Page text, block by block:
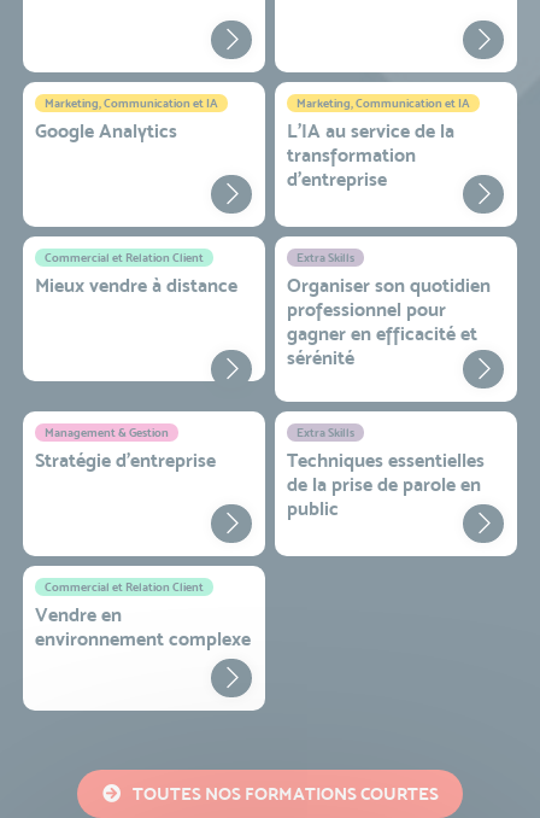
Marketing, Communication et IA
Google Analytics
Marketing, Communication et IA
L'IA au service de la
transformation
d'entreprise
Commercial et Relation Client
Mieux vendre à distance
Extra Skills
Organiser son quotidien
professionnel pour
gagner en efficacité et
sérénité
Management & Gestion
Stratégie d’entreprise
Extra Skills
Techniques essentielles
de la prise de parole en
public
Commercial et Relation Client
Vendre en
environnement complexe
TOUTES NOS FORMATIONS COURTES